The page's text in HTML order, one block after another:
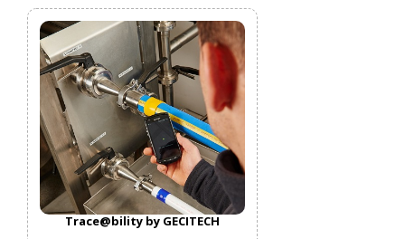
Trace@bility by GECITECH